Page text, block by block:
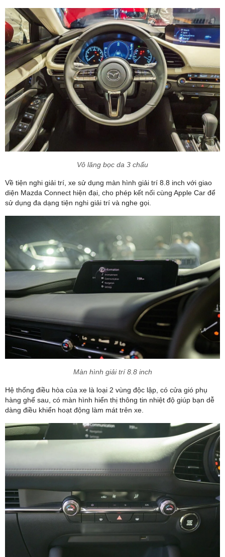
Vô lăng bọc da 3 chấu
Về tiện nghi giải trí, xe sử dụng màn hình giải trí 8.8 inch với giao
diện Mazda Connect hiện đại, cho phép kết nối cùng Apple Car để
sử dụng đa dạng tiện nghi giải trí và nghe gọi.
Màn hình giải trí 8.8 inch
Hệ thống điều hòa của xe là loại 2 vùng độc lập, có cửa gió phụ
hàng ghế sau, có màn hình hiển thị thông tin nhiệt độ giúp bạn dễ
dàng điều khiển hoạt động làm mát trên xe.